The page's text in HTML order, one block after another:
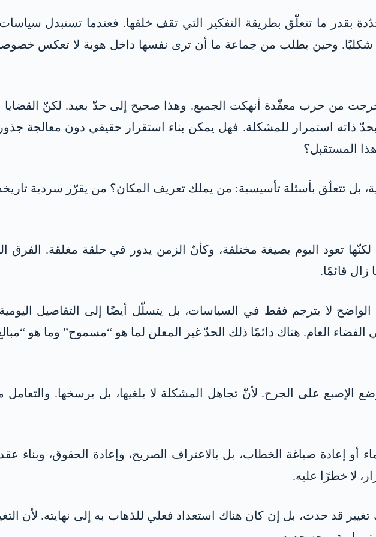
بقدر ما تتعلّق بطريقة التفكير التي تقف خلفها. فعندما تستبدل
شكليًا. وحين يطلب من جماعة ما أن ترى نفسها داخل هوية لا تعكس
من حرب معقّدة أنهكت الجميع. وهذا صحيح إلى حدّ بعيد. لكنّ القضايا
ذاته استمرار للمشكلة. فهل يمكن بناء استقرار حقيقي دون معالجة
المستقبل؟
بل تتعلّق بأسئلة تأسيسية: من يملك تعريف المكان؟ من يقرّر سردية
تعود اليوم بصيغة مختلفة، وكأنّ الزمن يدور في حلقة مغلقة. الفرق
زال قائمًا.
لا يترجم فقط في السياسات، بل يتسلّل أيضًا إلى التفاصيل
العام. هناك دائمًا ذلك الحدّ غير المعلن لما هو “مسموح” وما هو “مبالغ
على الجرح. لأنّ تجاهل المشكلة لا يلغيها، بل يرسخها. والتعامل
أو إعادة صياغة الخطاب، بل بالاعتراف الصريح، وإعادة الحقوق، وبناء
لا خطرًا عليه.
تغيير قد حدث، بل إن كان هناك استعداد فعلي للذهاب به إلى نهايته. لأن